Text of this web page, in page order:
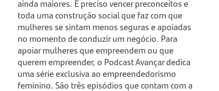
ainda maiores. É preciso vencer preconceitos e
toda uma construção social que faz com que
mulheres se sintam menos seguras e apoiadas
no momento de conduzir um negócio. Para
apoiar mulheres que empreendem ou que
querem empreender, o Podcast Avançar dedica
uma série exclusiva ao empreendedorismo
feminino. São três episódios que contam com a